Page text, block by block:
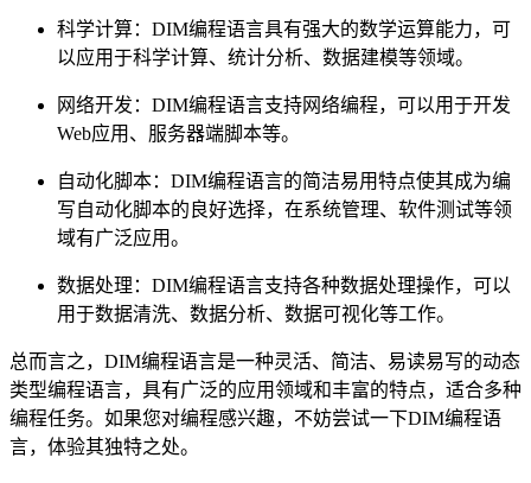
科学计算：DIM编程语言具有强大的数学运算能力，可
以应用于科学计算、统计分析、数据建模等领域。
网络开发：DIM编程语言支持网络编程，可以用于开发
Web应用、服务器端脚本等。
自动化脚本：DIM编程语言的简洁易用特点使其成为编
写自动化脚本的良好选择，在系统管理、软件测试等领
域有广泛应用。
数据处理：DIM编程语言支持各种数据处理操作，可以
用于数据清洗、数据分析、数据可视化等工作。
总而言之，DIM编程语言是一种灵活、简洁、易读易写的动态
类型编程语言，具有广泛的应用领域和丰富的特点，适合多种
编程任务。如果您对编程感兴趣，不妨尝试一下DIM编程语
言，体验其独特之处。